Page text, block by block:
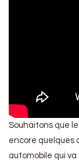
Souhaitons que
encore quelques
automobile qui va